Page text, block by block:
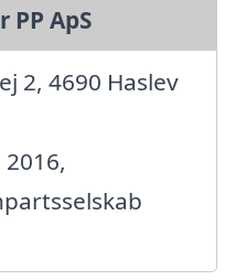
ApS
2, 4690 Haslev